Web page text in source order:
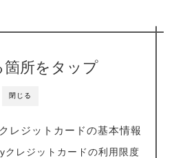
閉じる
箇所をタップ
レジットカードの基本情報
レジットカードの利用限度